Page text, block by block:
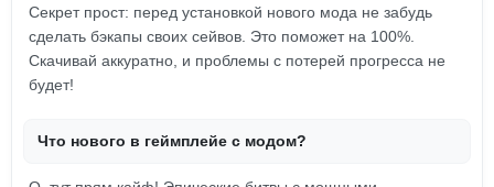
Секрет прост: перед установкой нового мода не забудь
сделать бэкапы своих сейвов. Это поможет на 100%.
Скачивай аккуратно, и проблемы с потерей прогресса не
будет!
Что нового в геймплейе с модом?